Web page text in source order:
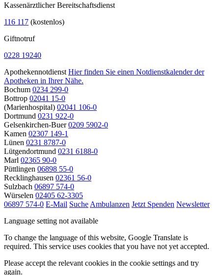
Kassenärztlicher Bereitschaftsdienst
116 117 (kostenlos)
Giftnotruf
0228 19240
Apothekennotdienst Hier finden Sie einen Notdienstkalender der
Apotheken in Ihrer Nähe.
Bochum 0234 299-0
Bottrop 02041 15-0
(Marienhospital) 02041 106-0
Dortmund 0231 922-0
Gelsenkirchen-Buer 0209 5902-0
Kamen 02307 149-1
Lünen 0231 8787-0
Lütgendortmund 0231 6188-0
Marl 02365 90-0
Püttlingen 06898 55-0
Recklinghausen 02361 56-0
Sulzbach 06897 574-0
Würselen 02405 62-3305
06897 574-0 E-Mail Suche Ambulanzen Jetzt Spenden Newsletter
Language setting not available
To change the language of this website, Google Translate is
required. This service uses cookies that you have not yet accepted.
Please accept the relevant cookies in the cookie settings and try
again.